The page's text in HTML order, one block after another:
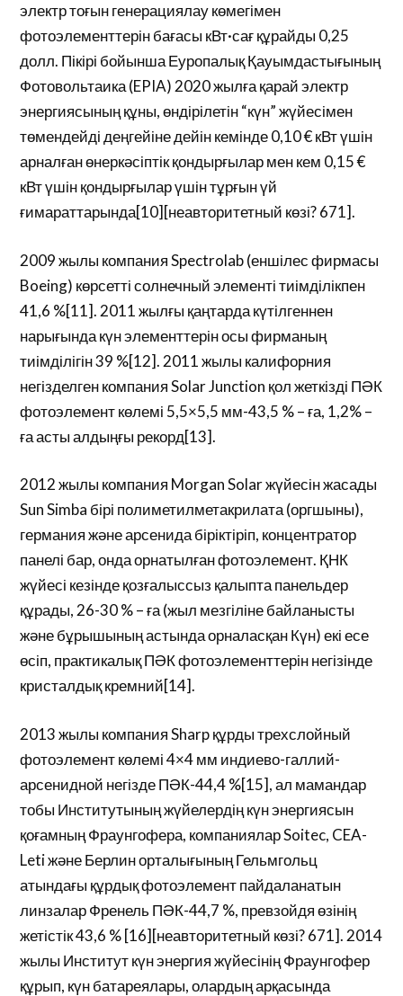
электр тоғын генерациялау көмегімен
фотоэлементтерін бағасы кВт·сағ құрайды 0,25
долл. Пікірі бойынша Еуропалық Қауымдастығының
Фотовольтаика (EPIA) 2020 жылға қарай электр
энергиясының құны, өндірілетін “күн” жүйесімен
төмендейді деңгейіне дейін кемінде 0,10 € кВт үшін
арналған өнеркәсіптік қондырғылар мен кем 0,15 €
кВт үшін қондырғылар үшін тұрғын үй
ғимараттарында[10][неавторитетный көзі? 671].
2009 жылы компания Spectrolab (еншілес фирмасы
Boeing) көрсетті солнечный элементі тиімділікпен
41,6 %[11]. 2011 жылғы қаңтарда күтілгеннен
нарығында күн элементтерін осы фирманың
тиімділігін 39 %[12]. 2011 жылы калифорния
негізделген компания Solar Junction қол жеткізді ПӘК
фотоэлемент көлемі 5,5×5,5 мм-43,5 % – ға, 1,2% –
ға асты алдыңғы рекорд[13].
2012 жылы компания Morgan Solar жүйесін жасады
Sun Simba бірі полиметилметакрилата (оргшыны),
германия және арсенида біріктіріп, концентратор
панелі бар, онда орнатылған фотоэлемент. ҚНК
жүйесі кезінде қозғалыссыз қалыпта панельдер
құрады, 26-30 % – ға (жыл мезгіліне байланысты
және бұрышының астында орналасқан Күн) екі есе
өсіп, практикалық ПӘК фотоэлементтерін негізінде
кристалдық кремний[14].
2013 жылы компания Sharp құрды трехслойный
фотоэлемент көлемі 4×4 мм индиево-галлий-
арсенидной негізде ПӘК-44,4 %[15], ал мамандар
тобы Институтының жүйелердің күн энергиясын
қоғамның Фраунгофера, компаниялар Soitec, CEA-
Leti және Берлин орталығының Гельмгольц
атындағы құрдық фотоэлемент пайдаланатын
линзалар Френель ПӘК-44,7 %, превзойдя өзінің
жетістік 43,6 % [16][неавторитетный көзі? 671]. 2014
жылы Институт күн энергия жүйесінің Фраунгофер
құрып, күн батареялары, олардың арқасында